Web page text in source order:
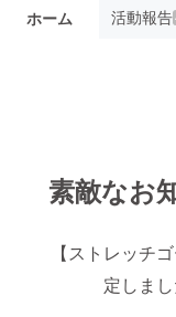
ホーム 活動報告
素敵なお
【ストレッチ
定しまし